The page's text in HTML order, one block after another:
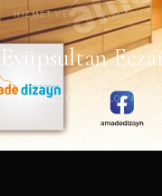
HIZMET VERILEN BÖLGELER
Eyüpsultan
24 Temmuz 2024 ← BLOG'A DÖN